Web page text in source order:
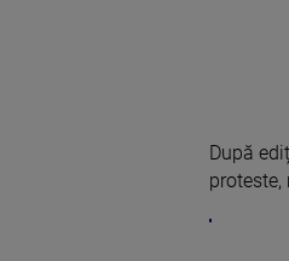
După
proteste,